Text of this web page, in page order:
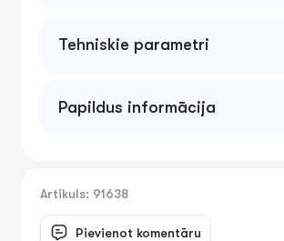
Tehniskie parametri
Papildus informācija
Artikuls: 91638
Pievienot komentāru